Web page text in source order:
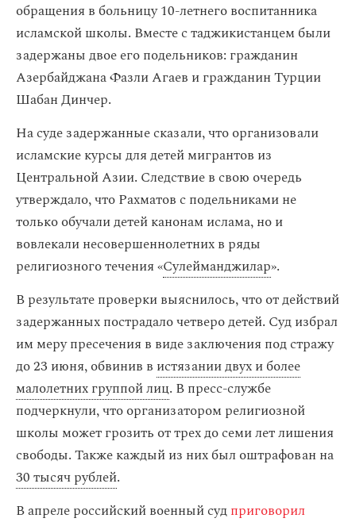
обращения в больницу 10-летнего воспитанника
исламской школы. Вместе с таджикистанцем были
задержаны двое его подельников: гражданин
Азербайджана Фазли Агаев и гражданин Турции
Шабан Динчер.
На суде задержанные сказали, что организовали
исламские курсы для детей мигрантов из
Центральной Азии. Следствие в свою очередь
утверждало, что Рахматов с подельниками не
только обучали детей канонам ислама, но и
вовлекали несовершеннолетних в ряды
религиозного течения «Сулейманджилар».
В результате проверки выяснилось, что от действий
задержанных пострадало четверо детей. Суд избрал
им меру пресечения в виде заключения под стражу
до 23 июня, обвинив в истязании двух и более
малолетних группой лиц. В пресс-службе
подчеркнули, что организатором религиозной
школы может грозить от трех до семи лет лишения
свободы. Также каждый из них был оштрафован на
30 тысяч рублей.
В апреле российский военный судприговорил